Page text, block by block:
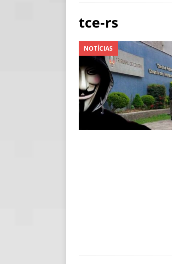
tce-rs
NOTÍCIAS